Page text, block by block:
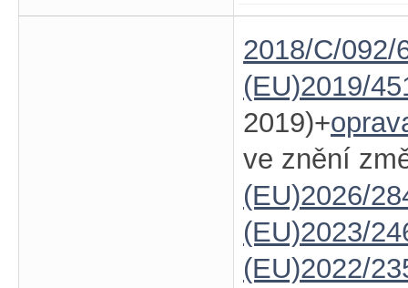
2018/C/092/
(EU)2019/
2019)+
ve znění
(EU)2026/
(EU)2023/
(EU)2022/